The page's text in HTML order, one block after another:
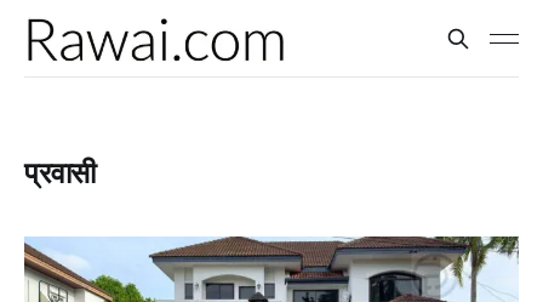
प्रवासी